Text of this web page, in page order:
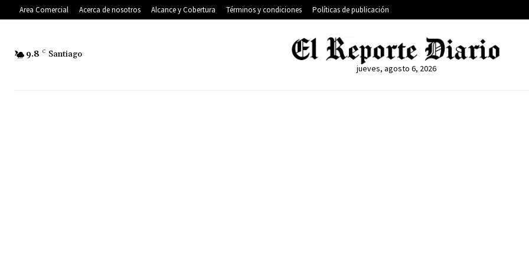
Area Comercial Acerca de nosotros Alcance y Cobertura Términos y condiciones Políticas de publicación
9.8 C Santiago
jueves, agosto 6, 2026